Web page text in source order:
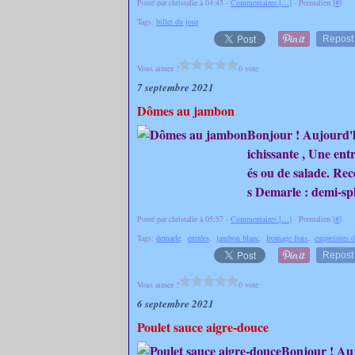
Posté par christalie à 04:45 - Commentaires […] - Permalien [#]
Tags: billet du jour
Repost
Vous aimez ? 0 vote
7 septembre 2021
Dômes au jambon
Bonjour !
ichissante , Une
és ou de salade.
s Demarle : demi-
Posté par christalie à 05:57 - Commentaires […] - Permalien [#]
Tags: demarle, entrées, jambon blanc, fromage frais, empreintes
Repost
Vous aimez ? 0 vote
6 septembre 2021
Poulet sauce aigre-douce
Bonjour !